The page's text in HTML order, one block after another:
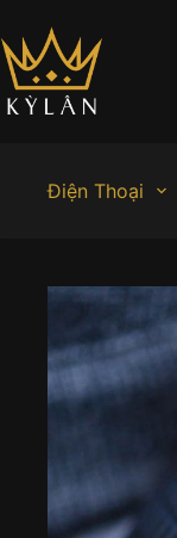
đến
phần
nội
dung
Điện Thoại